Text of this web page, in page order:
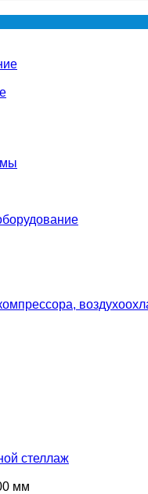
стеллаж
мм